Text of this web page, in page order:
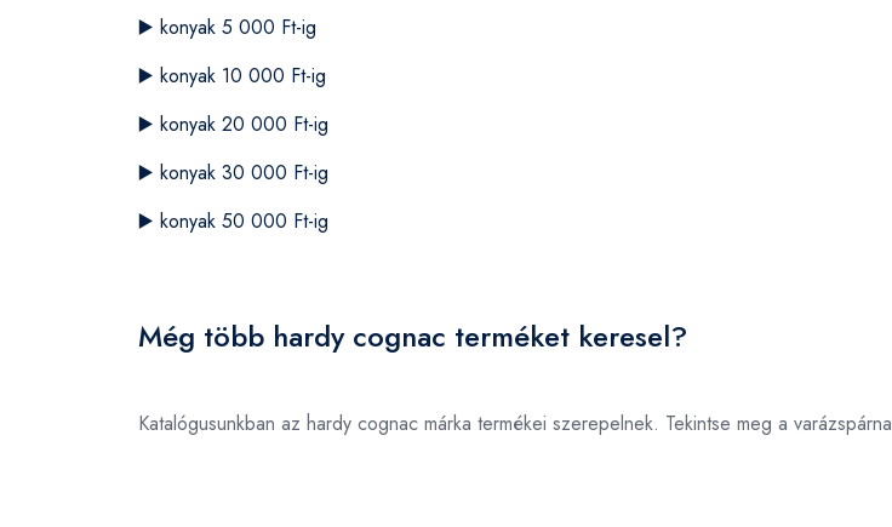
▶️ konyak 5 000 Ft-ig
▶️ konyak 10 000 Ft-ig
▶️ konyak 20 000 Ft-ig
▶️ konyak 30 000 Ft-ig
▶️ konyak 50 000 Ft-ig
Még több hardy cognac terméket keresel?
Katalógusunkban az hardy cognac márka termékei szerepelnek. Tekintse meg a varázspárna